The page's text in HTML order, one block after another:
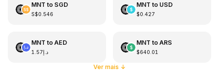
MNT to SGD
S$0.546
MNT to USD
$0.427
MNT to AED
د.إ1.57
MNT to ARS
$640.01
Ver mais ↓